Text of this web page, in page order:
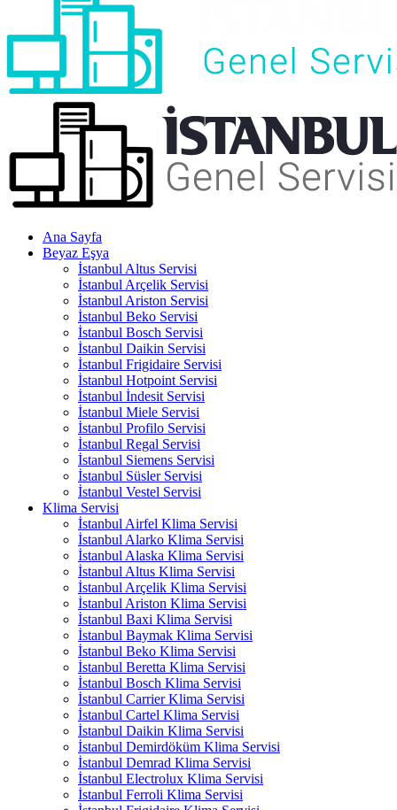
Ana Sayfa
Beyaz Eşya
İstanbul Altus Servisi
İstanbul Arçelik Servisi
İstanbul Ariston Servisi
İstanbul Beko Servisi
İstanbul Bosch Servisi
İstanbul Daikin Servisi
İstanbul Frigidaire Servisi
İstanbul Hotpoint Servisi
İstanbul İndesit Servisi
İstanbul Miele Servisi
İstanbul Profilo Servisi
İstanbul Regal Servisi
İstanbul Siemens Servisi
İstanbul Süsler Servisi
İstanbul Vestel Servisi
Klima Servisi
İstanbul Airfel Klima Servisi
İstanbul Alarko Klima Servisi
İstanbul Alaska Klima Servisi
İstanbul Altus Klima Servisi
İstanbul Arçelik Klima Servisi
İstanbul Ariston Klima Servisi
İstanbul Baxi Klima Servisi
İstanbul Baymak Klima Servisi
İstanbul Beko Klima Servisi
İstanbul Beretta Klima Servisi
İstanbul Bosch Klima Servisi
İstanbul Carrier Klima Servisi
İstanbul Cartel Klima Servisi
İstanbul Daikin Klima Servisi
İstanbul Demirdöküm Klima Servisi
İstanbul Demrad Klima Servisi
İstanbul Electrolux Klima Servisi
İstanbul Ferroli Klima Servisi